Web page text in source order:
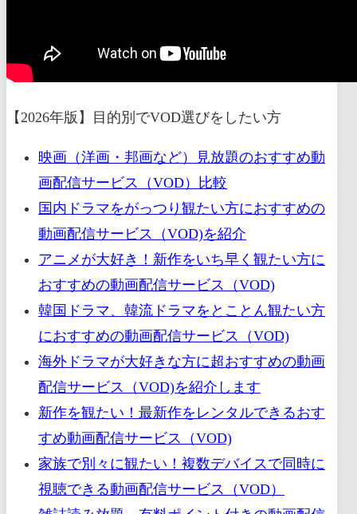
【2026年版】目的別でVOD選びをしたい方
映画（洋画・邦画など）見放題のおすすめ動
画配信サービス（VOD）比較
国内ドラマをがっつり観たい方におすすめの
動画配信サービス（VOD)を紹介
アニメが大好き！新作をいち早く観たい方に
おすすめの動画配信サービス（VOD)
韓国ドラマ、韓流ドラマをとことん観たい方
におすすめの動画配信サービス（VOD)
海外ドラマが大好きな方に超おすすめの動画
配信サービス（VOD)を紹介します
新作を観たい！最新作をレンタルできるおす
すめ動画配信サービス（VOD)
家族で別々に観たい！複数デバイスで同時に
視聴できる動画配信サービス（VOD）